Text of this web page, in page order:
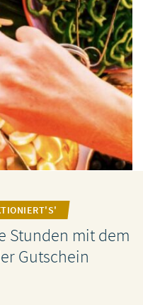
Stunden mit dem
Gutschein